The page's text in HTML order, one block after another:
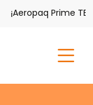
¡Aeropaq Prime TE